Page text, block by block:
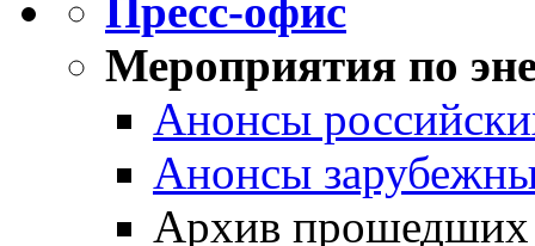
Пресс-офис
Мероприятия по
Анонсы
Анонсы
Архив прошедших